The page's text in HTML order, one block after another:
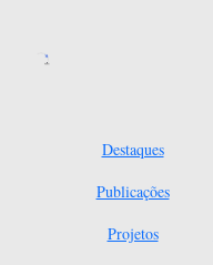
Destaques
Publicações
Projetos